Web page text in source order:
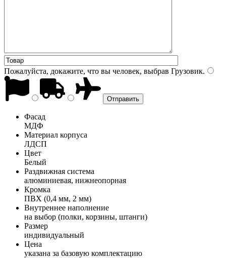
Пожалуйста, докажите, что вы человек, выбрав Грузовик.
Фасад
МДФ
Материал корпуса
ЛДСП
Цвет
Белый
Раздвижная система
алюминиевая, нижнеопорная
Кромка
ПВХ (0,4 мм, 2 мм)
Внутреннее наполнение
на выбор (полки, корзины, штанги)
Размер
индивидуальный
Цена
указана за базовую комплектацию